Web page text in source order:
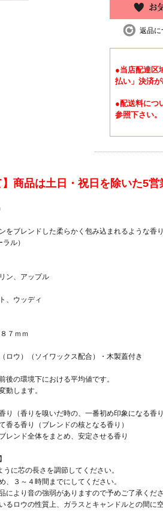
返品に
●当店配達区
払い」決済が
●配送料につ
参照下さい。
】商品は土日・祝日を除いた5営
をブレンドした柔らかく包み込まれるような香り
ル）
ン、アップル
、ウッディ
７ｍｍ
ロウ）（ソイワックス配合）・木製蓋付き
後の環境下における平均値です。
動します。
り（香りを嗅いだ時の、一番初め印象になる香り
香る香り（ブレンドの核となる香り）
レンド全体をまとめ、安定させる香り
に芯の長さを調節してください。
３～４時間までにしてください。
により音の強弱がありますので予めご了承くださ
るロウの性質上、ガラスとキャンドルとの間に